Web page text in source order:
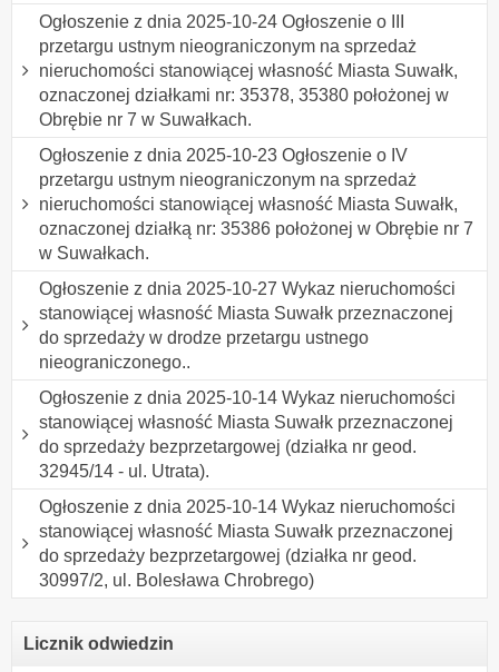
Ogłoszenie z dnia 2025-10-24 Ogłoszenie o III
przetargu ustnym nieograniczonym na sprzedaż
nieruchomości stanowiącej własność Miasta Suwałk,
oznaczonej działkami nr: 35378, 35380 położonej w
Obrębie nr 7 w Suwałkach.
Ogłoszenie z dnia 2025-10-23 Ogłoszenie o IV
przetargu ustnym nieograniczonym na sprzedaż
nieruchomości stanowiącej własność Miasta Suwałk,
oznaczonej działką nr: 35386 położonej w Obrębie nr 7
w Suwałkach.
Ogłoszenie z dnia 2025-10-27 Wykaz nieruchomości
stanowiącej własność Miasta Suwałk przeznaczonej
do sprzedaży w drodze przetargu ustnego
nieograniczonego..
Ogłoszenie z dnia 2025-10-14 Wykaz nieruchomości
stanowiącej własność Miasta Suwałk przeznaczonej
do sprzedaży bezprzetargowej (działka nr geod.
32945/14 - ul. Utrata).
Ogłoszenie z dnia 2025-10-14 Wykaz nieruchomości
stanowiącej własność Miasta Suwałk przeznaczonej
do sprzedaży bezprzetargowej (działka nr geod.
30997/2, ul. Bolesława Chrobrego)
Licznik odwiedzin